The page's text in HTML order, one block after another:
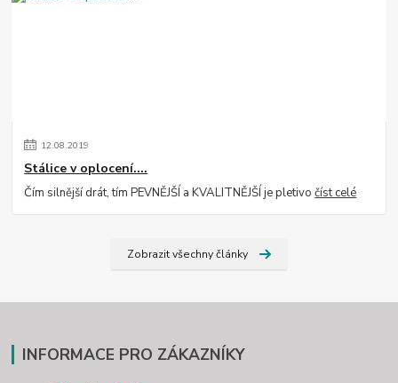
12.08.2019
Stálice v oplocení....
Čím silnější drát, tím PEVNĚJŠÍ a KVALITNĚJŠÍ je pletivočíst celé
Zobrazit všechny články
INFORMACE PRO ZÁKAZNÍKY